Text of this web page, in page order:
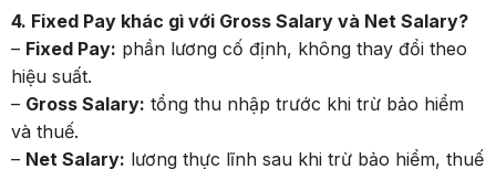
4. Fixed Pay khác gì với Gross Salary và Net Salary?
– Fixed Pay: phần lương cố định, không thay đổi theo
hiệu suất.
– Gross Salary: tổng thu nhập trước khi trừ bảo hiểm
và thuế.
– Net Salary: lương thực lĩnh sau khi trừ bảo hiểm, thuế